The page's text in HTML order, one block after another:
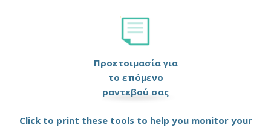
Προετοιμασία για
το επόμενο
ραντεβού σας
Click to print these tools to help you monitor your